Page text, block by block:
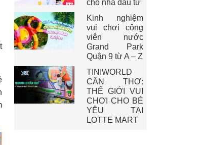
cho nhà đầu tư
Kinh nghiệm
vui chơi công
viên nước
Grand Park
Quận 9 từ A – Z
TINIWORLD
CẦN THƠ:
THẾ GIỚI VUI
CHƠI CHO BÉ
YÊU TẠI
LOTTE MART